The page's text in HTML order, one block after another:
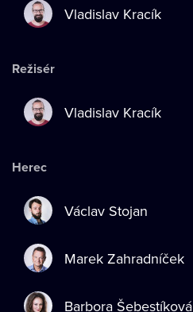
Vladislav Kracík
Režisér
Vladislav Kracík
Herec
Václav Stojan
Marek Zahradníček
Barbora Šebestíková